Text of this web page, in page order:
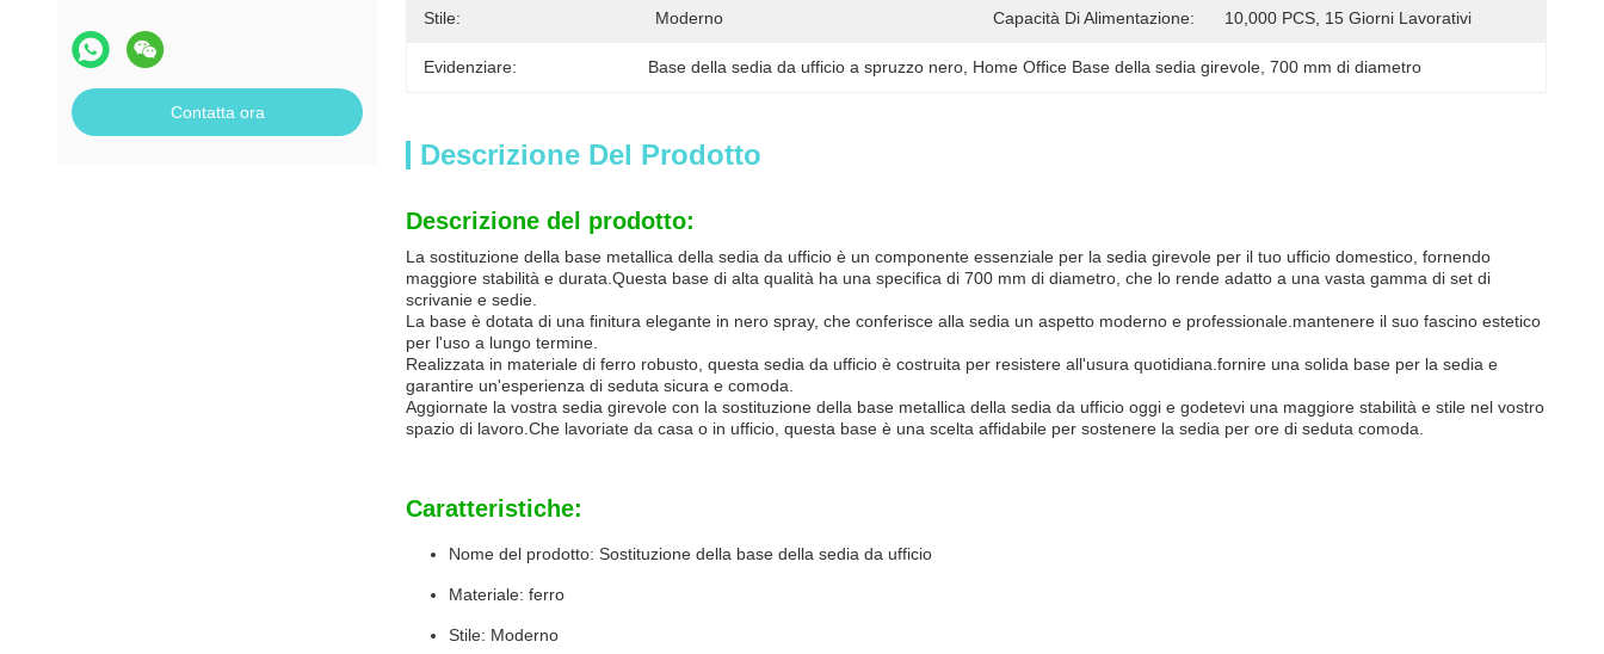
Contatta ora
Stile: Moderno Capacità Di Alimentazione: 10,000 PCS, 15 Giorni Lavorativi
Evidenziare: Base della sedia da ufficio a spruzzo nero Home Office Base della sedia girevole , 700 mm di diametro
Descrizione Del Prodotto
Descrizione del prodotto:
La sostituzione della base metallica della sedia da ufficio è un componente essenziale per la sedia girevole per il tuo ufficio domestico, fornendo
maggiore stabilità e durata.Questa base di alta qualità ha una specifica di 700 mm di diametro, che lo rende adatto a una vasta gamma di set di
scrivanie e sedie.
La base è dotata di una finitura elegante in nero spray, che conferisce alla sedia un aspetto moderno e professionale.mantenere il suo fascino estetico
per l'uso a lungo termine.
Realizzata in materiale di ferro robusto, questa sedia da ufficio è costruita per resistere all'usura quotidiana.fornire una solida base per la sedia e
garantire un'esperienza di seduta sicura e comoda.
Aggiornate la vostra sedia girevole con la sostituzione della base metallica della sedia da ufficio oggi e godetevi una maggiore stabilità e stile nel vostro
spazio di lavoro.Che lavoriate da casa o in ufficio, questa base è una scelta affidabile per sostenere la sedia per ore di seduta comoda.
Caratteristiche:
Nome del prodotto: Sostituzione della base della sedia da ufficio
Materiale: ferro
Stile: Moderno